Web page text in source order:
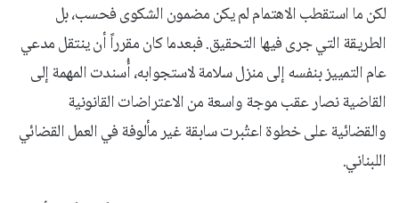
لكن ما استقطب الاهتمام لم يكن مضمون الشكوى فحسب، بل
الطريقة التي جرى فيها التحقيق. فبعدما كان مقرراً أن ينتقل مدعي
عام التمييز بنفسه إلى منزل سلامة لاستجوابه، أُسندت المهمة إلى
القاضية نصار عقب موجة واسعة من الاعتراضات القانونية
والقضائية على خطوة اعتُبرت سابقة غير مألوفة في العمل القضائي
اللبناني.